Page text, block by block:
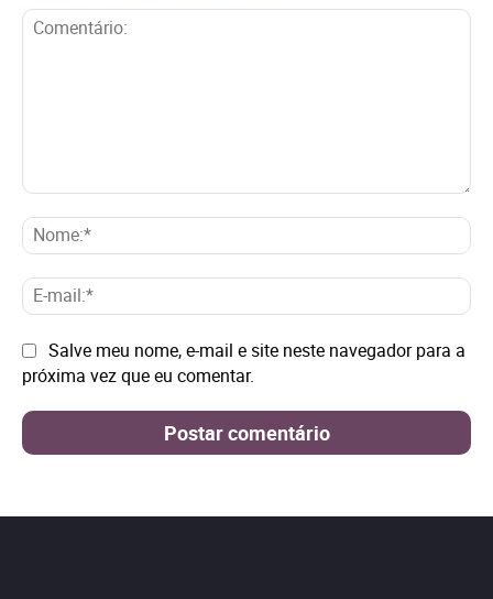
E-
Site: Salve meu nome, e-mail e site neste navegador para a
próxima vez que eu comentar.